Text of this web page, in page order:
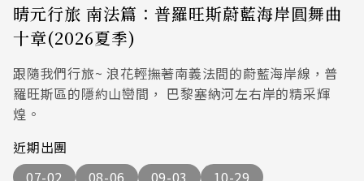
晴元行旅 南法篇：普羅旺斯蔚藍海岸圓舞曲
十章(2026夏季)
跟隨我們行旅~ 浪花輕撫著南義法間的蔚藍海岸線，普
羅旺斯區的隱約山巒間， 巴黎塞納河左右岸的精采輝
煌。
近期出團
07-02
08-06 09-03 10-29